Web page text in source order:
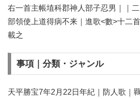
右一首主帳埴科郡神人部子忍男｜｜
部領使上道得病不来｜進歌<數>十二
載之
事項｜分類・ジャンル
天平勝宝7年2月22日年紀｜防人歌｜